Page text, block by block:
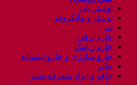
توستر نان
توستر و مایکروفر
تی
جارو برقی
جارو رباتیک
جارو شارژی و جارو ایستاده
چادر
چاقو و ابزار متفرقه سفر